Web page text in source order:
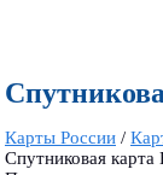
Карты России /
Спутниковая карта